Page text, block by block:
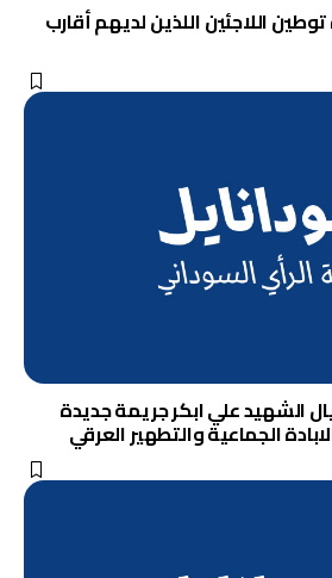
اللاجئين اللذين لديهم أقارب
الشهيد علي ابكر جريمة جديدة
الجماعية والتطهير العرقي